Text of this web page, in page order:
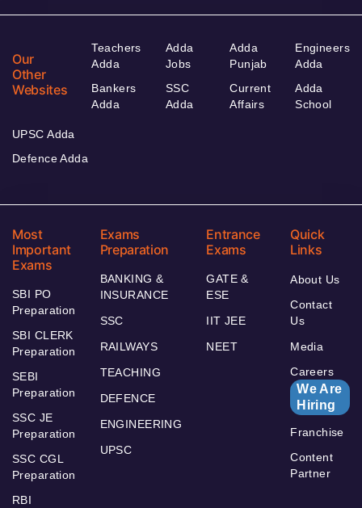
Our
Other
Websites
Teachers
Adda
Bankers
Adda
Adda
Jobs
SSC
Adda
Adda
Punjab
Current
Affairs
Engineers
Adda
Adda
School
UPSC Adda
Defence Adda
Most
Important
Exams
SBI PO
Preparation
SBI CLERK
Preparation
SEBI
Preparation
SSC JE
Preparation
SSC CGL
Preparation
RBI
Exams
Preparation
BANKING &
INSURANCE
SSC
RAILWAYS
TEACHING
DEFENCE
ENGINEERING
UPSC
Entrance
Exams
GATE &
ESE
IIT JEE
NEET
Quick
Links
About Us
Contact
Us
Media
Careers
We Are
Hiring
Franchise
Content
Partner